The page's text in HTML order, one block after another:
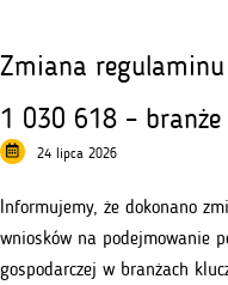
Zmiana
1 030 618 – branże
24 lipca 2026
Informujemy, że dokonano
wniosków na podejmowanie
gospodarczej w branżach